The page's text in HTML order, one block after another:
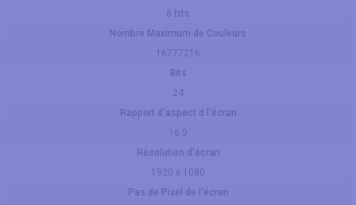
8 bits
Nombre Maximum de Couleurs
16777216
Bits
24
Rapport d'aspect d l'écran
16:9
Résolution d'écran
1920 x 1080
Pas de Pixel de l'écran